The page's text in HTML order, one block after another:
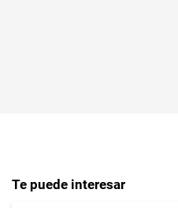
Te puede interesar